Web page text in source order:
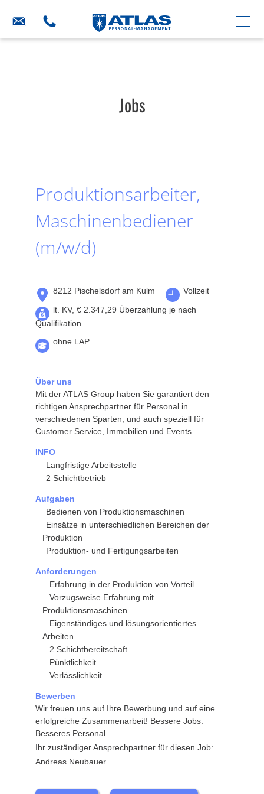
Jobs
Produktionsarbeiter,
Maschinenbediener
(m/w/d)
8212 Pischelsdorf am Kulm Vollzeit
lt. KV, € 2.347,29 Überzahlung je nach
Qualifikation
ohne LAP
Über uns
Mit der ATLAS Group haben Sie garantiert den
richtigen Ansprechpartner für Personal in
verschiedenen Sparten, und auch speziell für
Customer Service, Immobilien und Events.
INFO
Langfristige Arbeitsstelle
2 Schichtbetrieb
Aufgaben
Bedienen von Produktionsmaschinen
Einsätze in unterschiedlichen Bereichen der
Produktion
Produktion- und Fertigungsarbeiten
Anforderungen
Erfahrung in der Produktion von Vorteil
Vorzugsweise Erfahrung mit
Produktionsmaschinen
Eigenständiges und lösungsorientiertes
Arbeiten
2 Schichtbereitschaft
Pünktlichkeit
Verlässlichkeit
Bewerben
Wir freuen uns auf Ihre Bewerbung und auf eine
erfolgreiche Zusammenarbeit! Bessere Jobs.
Besseres Personal.
Ihr zuständiger Ansprechpartner für diesen Job:
Andreas Neubauer